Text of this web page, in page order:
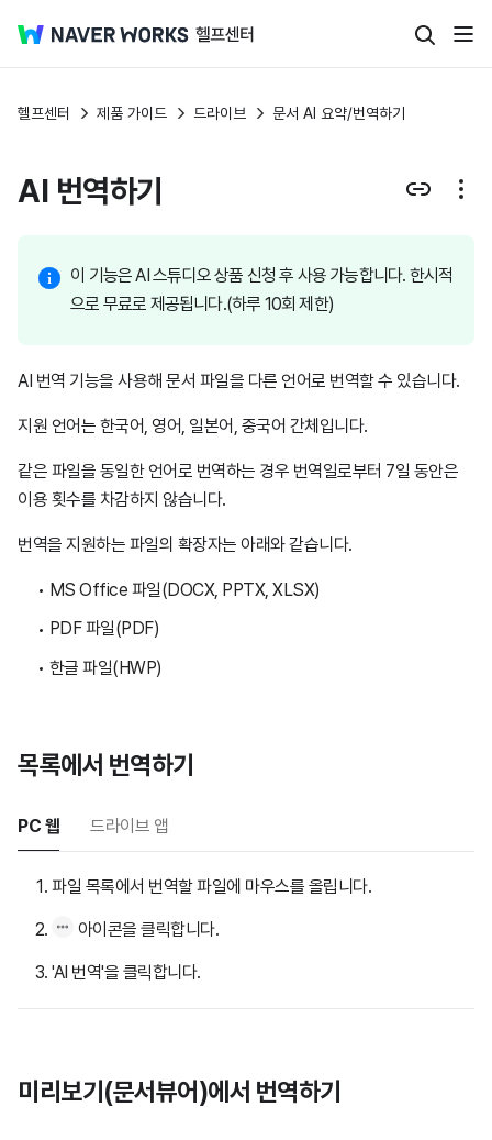
헬프센터 제품 가이드 드라이브 문서 AI 요약/번역하기
AI 번역하기
이 기능은 AI 스튜디오 상품 신청 후 사용 가능합니다. 한시적
으로 무료로 제공됩니다.(하루 10회 제한)
AI 번역 기능을 사용해 문서 파일을 다른 언어로 번역할 수 있습니다.
지원 언어는 한국어, 영어, 일본어, 중국어 간체입니다.
같은 파일을 동일한 언어로 번역하는 경우 번역일로부터 7일 동안은
이용 횟수를 차감하지 않습니다.
번역을 지원하는 파일의 확장자는 아래와 같습니다.
MS Office 파일(DOCX, PPTX, XLSX)
PDF 파일(PDF)
한글 파일(HWP)
목록에서 번역하기
PC 웹 드라이브 앱
파일 목록에서 번역할 파일에 마우스를 올립니다.
아이콘을 클릭합니다.
'AI 번역'을 클릭합니다.
미리보기(문서뷰어)에서 번역하기